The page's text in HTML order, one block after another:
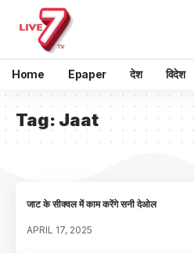
Home Epaper देश विदेश
Tag: Jaat
जाट के सीक्वल में काम करेंगे सनी देओल
APRIL 17, 2025